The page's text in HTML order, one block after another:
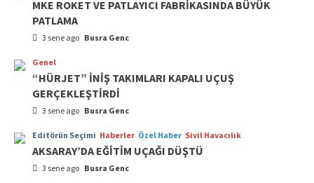
MKE ROKET VE PATLAYICI FABRİKASINDA BÜYÜK
PATLAMA
3 sene ago Busra Genc
Genel
“HÜRJET” İNİŞ TAKIMLARI KAPALI UÇUŞ
GERÇEKLEŞTİRDİ
3 sene ago Busra Genc
Editörün Seçimi Haberler Özel Haber Sivil Havacılık
AKSARAY’DA EĞİTİM UÇAĞI DÜŞTÜ
3 sene ago Busra Genc